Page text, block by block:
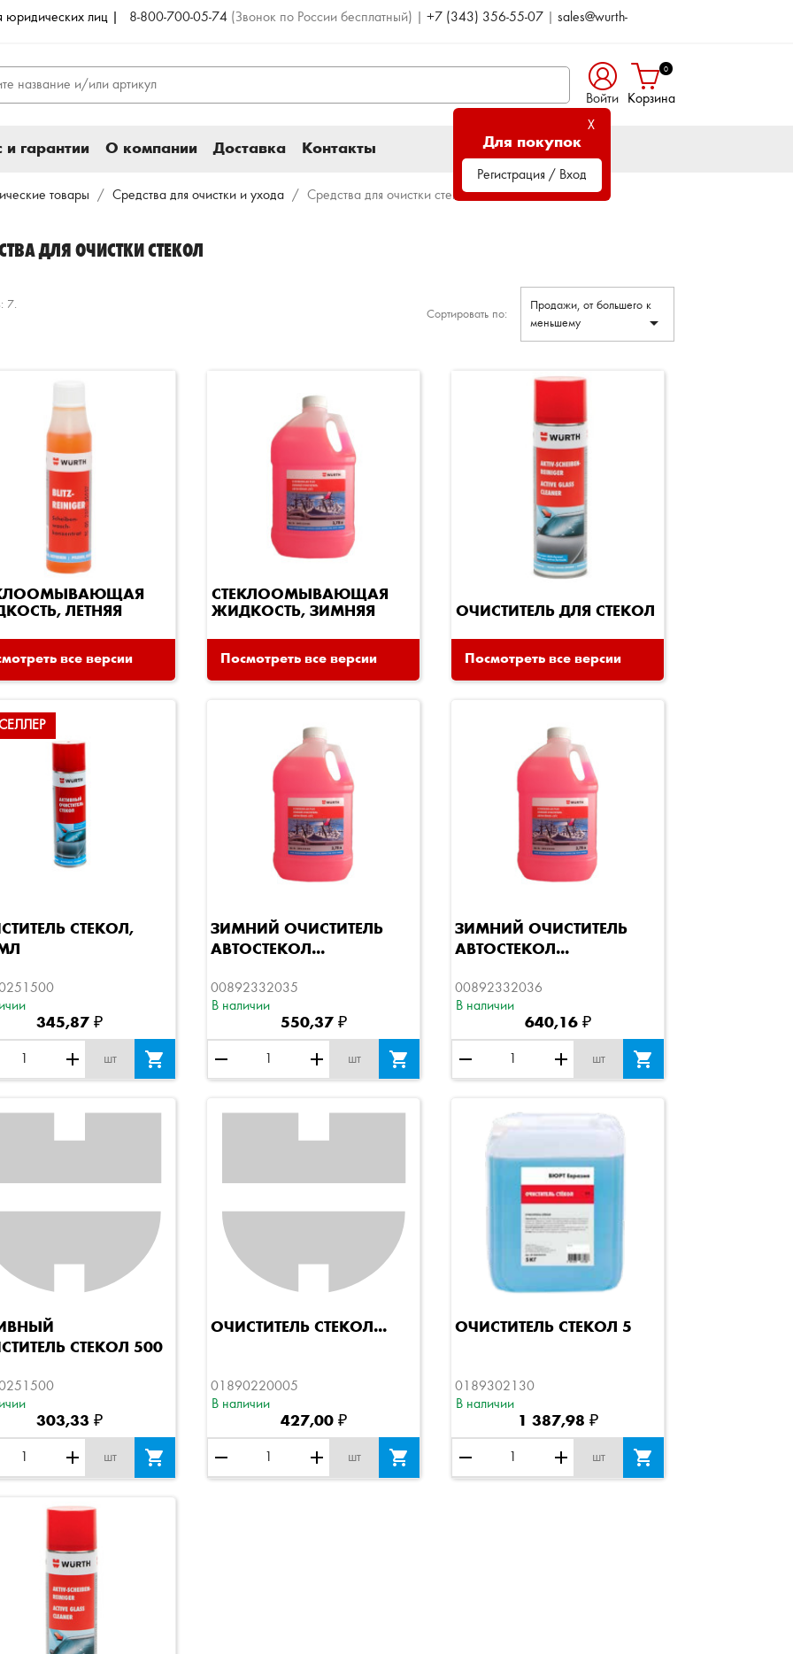
юридических лиц | 8-800-700-05-74 (Звонок по России бесплатный) |+7 (343) 356-55-07 |sales@wurth-
Войти
X
Для покупок
Регистрация / Вход
0
Корзина
и гарантии О компании Доставка Контакты
товары Средства для очистки и ухода Средства для очистки стекол
ДЛЯ ОЧИСТКИ СТЕКОЛ
7.
Сортировать по:
Продажи, от большего к
меньшему

ЛЕТНЯЯ
все версии
СТЕКЛООМЫВАЮЩАЯ
ЖИДКОСТЬ, ЗИМНЯЯ
Посмотреть все версии
ОЧИСТИТЕЛЬ ДЛЯ СТЕКОЛ
Посмотреть все версии
Быстрый просмотр
СТЕКОЛ,
345,87 ₽
add шт 
Быстрый просмотр
ЗИМНИЙ ОЧИСТИТЕЛЬ
АВТОСТЕКОЛ...
00892332035
В наличии
550,37 ₽
remove add шт 
Быстрый просмотр
ЗИМНИЙ ОЧИСТИТЕЛЬ
АВТОСТЕКОЛ...
00892332036
В наличии
640,16 ₽
remove add шт 
Быстрый просмотр
СТЕКОЛ 500
303,33 ₽
add шт 
Быстрый просмотр
ОЧИСТИТЕЛЬ СТЕКОЛ...
01890220005
В наличии
427,00 ₽
remove add шт 
Быстрый просмотр
ОЧИСТИТЕЛЬ СТЕКОЛ 5
0189302130
В наличии
1 387,98 ₽
remove add шт 